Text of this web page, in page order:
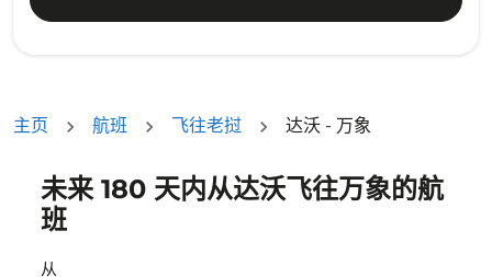
主页 航班 飞往老挝 达沃 - 万象
未来 180 天内从达沃飞往万象的航
班
从
没有符合您的筛选条件的机票。请调整您的筛选条件。